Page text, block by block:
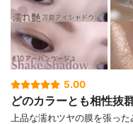
5.00
どのカラーとも相性抜
上品な濡れツヤの膜を張っ